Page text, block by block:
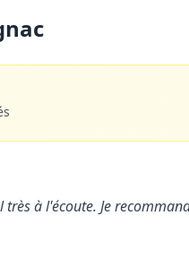
à l'écoute. Je